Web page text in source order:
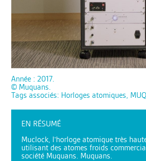
Année : 2017.
© Muquans.
Tags associés: Horloges atomiques,
EN RÉSUMÉ
Muclock, l'horloge atomique très
utilisant des atomes froids
société Muquans. Muquans.